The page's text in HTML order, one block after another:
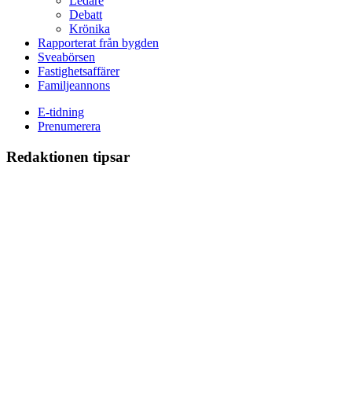
Debatt
Krönika
Rapporterat från bygden
Sveabörsen
Fastighetsaffärer
Familjeannons
E-tidning
Prenumerera
Redaktionen tipsar